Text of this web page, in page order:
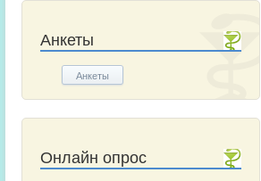
Анкеты
Анкеты
Онлайн опрос